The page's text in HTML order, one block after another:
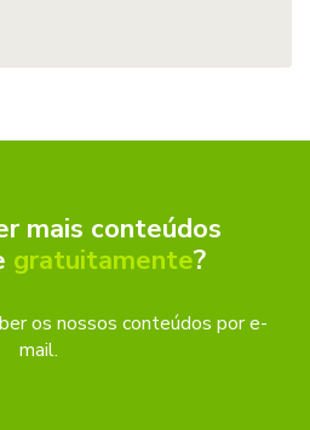
mais conteúdos
gratuitamente?
os nossos conteúdos por e-
mail.